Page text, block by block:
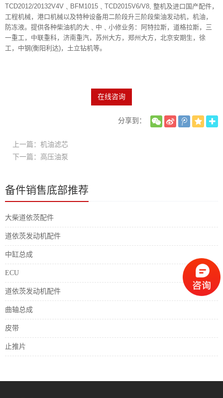
TCD2012/20132V4V﹑BFM1015﹑TCD2015V6/V8, 整机及进口国产配件，
工程机械，港口机械以及特种设备用二阶段升三阶段柴油发动机，机油，
防冻液。提供各种柴油机的大﹑中﹑小修业务：阿特拉斯，道格拉斯，三
一重工，中联重科，济南重汽，苏州大方，郑州大方，北京安期生，徐
工，中钢(衡阳利达)，土立钻机等。
在线咨询
分享到：
上一篇：机油滤芯
下一篇：高压油泵
备件销售底部推荐
大柴道依茨配件
道依茨发动机配件
中缸总成
ECU
道依茨发动机配件
曲轴总成
皮带
止推片